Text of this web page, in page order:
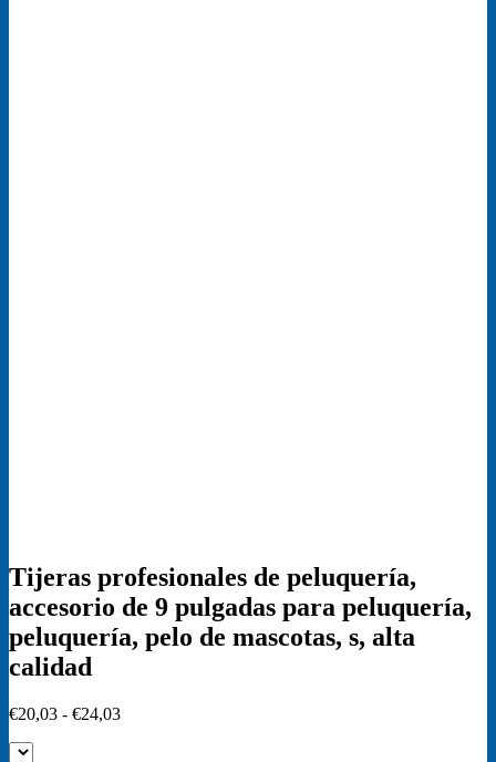
Tijeras profesionales de peluquería,
accesorio de 9 pulgadas para peluquería,
peluquería, pelo de mascotas, s, alta
calidad
€20,03 - €24,03Rango